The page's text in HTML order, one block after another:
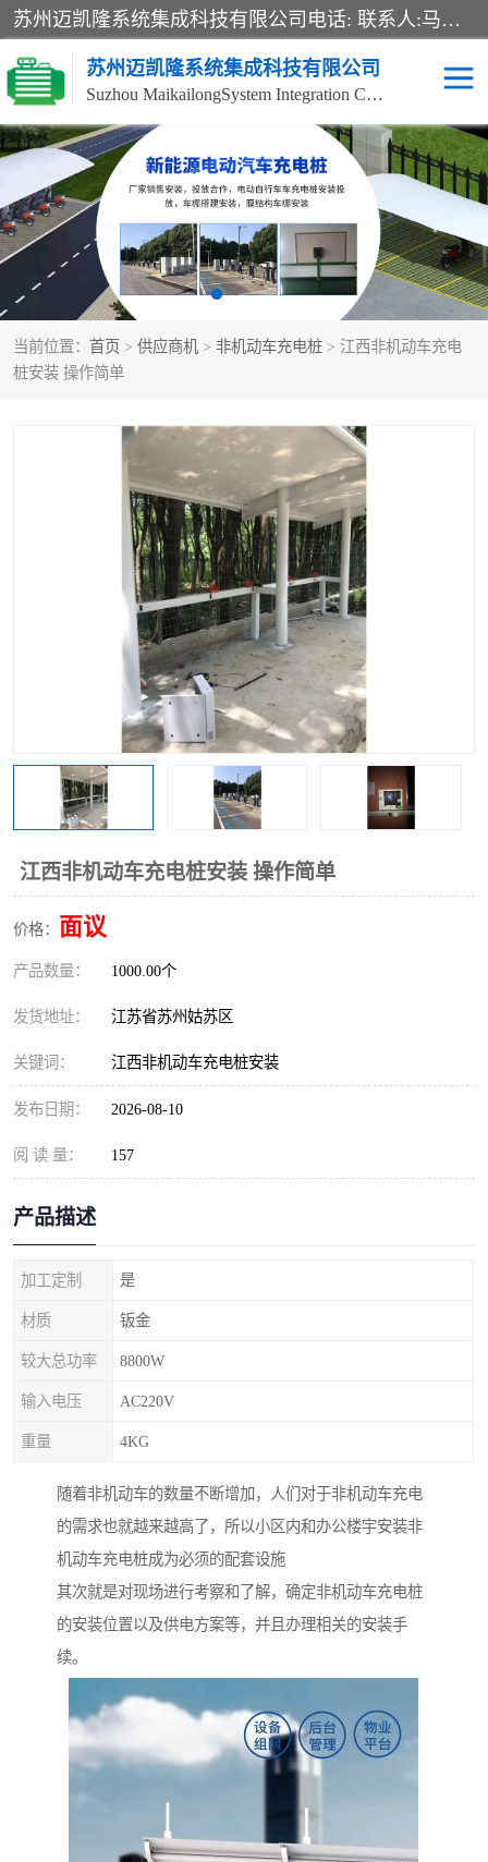
苏州迈凯隆系统集成科技有限公司电话: 联系人:马杰森 销售安装视频监控、报警系统、电话交换机、门禁考勤、巡更系统、呼叫对讲系统、停车场道闸、智能家居、广播系统、综合布线、办公设备、电子商务软件、网络工程、酒店门锁系列 系统集成、VOD视频点播、LED显示屏、节能产品、USP电源、收银机等弱电及智能化项目。
苏州迈凯隆系统集成科技有限公司
Suzhou MaikailongSystem Integration Co., Ltd.
当前位置： 首页 > 供应商机 > 非机动车充电桩 > 江西非机动车充电
桩安装 操作简单
江西非机动车充电桩安装 操作简单
价格： 面议
产品数量： 1000.00个
发货地址： 江苏省苏州姑苏区
关键词： 江西非机动车充电桩安装
发布日期： 2026-08-10
阅 读 量： 157
产品描述
加工定制 是
材质 钣金
较大总功率 8800W
输入电压 AC220V
重量 4KG
随着非机动车的数量不断增加，人们对于非机动车充电
的需求也就越来越高了，所以小区内和办公楼宇安装非
机动车充电桩成为必须的配套设施
其次就是对现场进行考察和了解，确定非机动车充电桩
的安装位置以及供电方案等，并且办理相关的安装手
续。
非机动车充电桩 电瓶车充电桩
电动自行车充电桩 两轮电动车充电桩
充电桩